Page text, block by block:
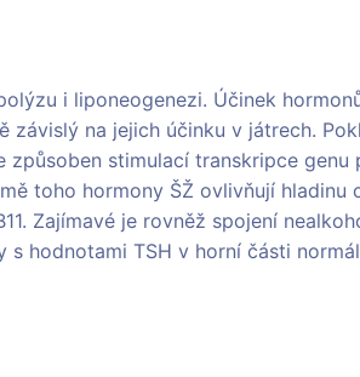
i liponeogenezi. Účinek
závislý na jejich účinku v játrech.
způsoben stimulací transkripce
toho hormony ŠŽ ovlivňují hladinu
Zajímavé je rovněž spojení
s hodnotami TSH v horní části